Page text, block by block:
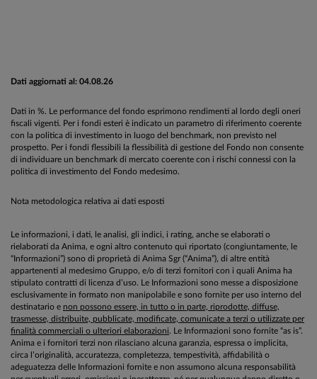
Dati aggiornati al: 04.08.26
Dati in %. Le performance del fondo esprimono rendimenti al lordo degli oneri
fiscali vigenti. Per i fondi esteri è indicato un parametro di riferimento coerente
con la politica di investimento in luogo del benchmark, non previsto nel
prospetto. Per i fondi flessibili la flessibilità di gestione del Fondo non consente
di individuare un benchmark di mercato coerente con i rischi connessi con la
politica di investimento del Fondo medesimo.
Nota metodologica relativa ai dati esposti
Le informazioni, i dati, le analisi, gli indici, i rating, anche se elaborati o
rielaborati da Anima, e ogni altro contenuto qui riportato (congiuntamente, le
“Informazioni”) sono di proprietà di Anima Sgr (“Anima”), di altre entità
appartenenti al medesimo Gruppo, e/o di terzi fornitori con i quali Anima ha
stipulato contratti di licenza d’uso. Le Informazioni sono messe a disposizione
esclusivamente in formato non manipolabile e sono fornite per uso interno del
destinatario e non possono essere, in tutto o in parte, riprodotte, diffuse,
trasmesse, distribuite, pubblicate, modificate, comunicate a terzi o utilizzate per
finalità commerciali o ulteriori elaborazioni. Le Informazioni sono fornite “as is”.
Anima e i fornitori terzi non rilasciano alcuna garanzia, espressa o implicita,
circa l’originalità, accuratezza, completezza, tempestività, affidabilità o
adeguatezza delle Informazioni fornite e non assumono alcuna responsabilità